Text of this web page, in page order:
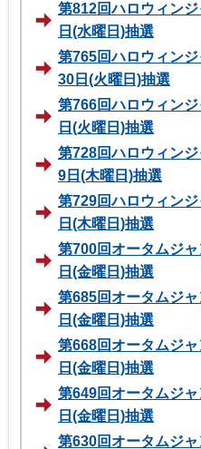
第812回ハロウィン
日(水曜日)抽選
第765回ハロウィン
30日(火曜日)抽選
第766回ハロウィン
日(火曜日)抽選
第728回ハロウィン
9日(木曜日)抽選
第729回ハロウィン
日(木曜日)抽選
第700回オータムジ
日(金曜日)抽選
第685回オータムジ
日(金曜日)抽選
第668回オータムジ
日(金曜日)抽選
第649回オータムジ
日(金曜日)抽選
第630回オータムジ